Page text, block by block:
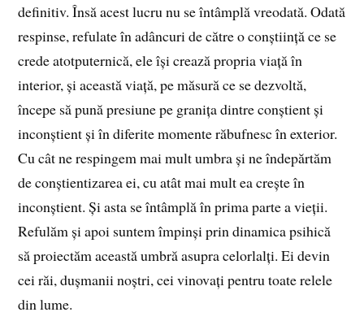
definitiv. Însă acest lucru nu se întâmplă vreodată. Odată
respinse, refulate în adâncuri de către o conștiință ce se
crede atotputernică, ele își crează propria viață în
interior, și această viață, pe măsură ce se dezvoltă,
începe să pună presiune pe granița dintre conștient și
inconștient și în diferite momente răbufnesc în exterior.
Cu cât ne respingem mai mult umbra și ne îndepărtăm
de conștientizarea ei, cu atât mai mult ea crește în
inconștient. Și asta se întâmplă în prima parte a vieții.
Refulăm și apoi suntem împinși prin dinamica psihică
să proiectăm această umbră asupra celorlalți. Ei devin
cei răi, dușmanii noștri, cei vinovați pentru toate relele
din lume.